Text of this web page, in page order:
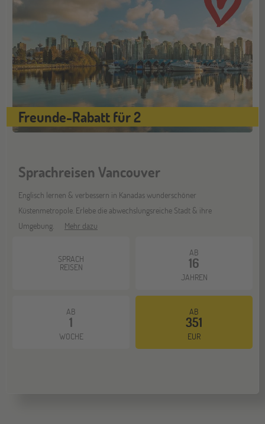
21
NOV
Münster
Jugendbildungsmesse JuBi
Freunde-Rabatt für 2
Sprachreisen Vancouver
Englisch lernen & verbessern in Kanadas wunderschöner
Küstenmetropole. Erlebe die abwechslungsreiche Stadt & ihre
Umgebung.
Mehr dazu
SPRACH
REISEN
AB
16
JAHREN
AB
1
WOCHE
AB
351
EUR